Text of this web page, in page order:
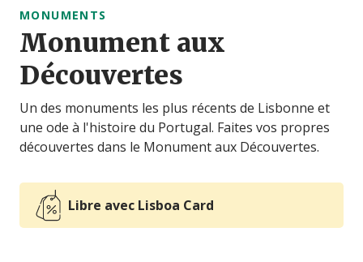
MONUMENTS
Monument aux
Découvertes
Un des monuments les plus récents de Lisbonne et
une ode à l'histoire du Portugal. Faites vos propres
découvertes dans le Monument aux Découvertes.
Libre avec Lisboa Card